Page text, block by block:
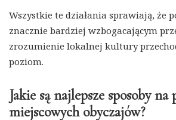
Wszystkie te działania sprawiają, że
znacznie bardziej wzbogacającym
zrozumienie lokalnej kultury
poziom.
Jakie są najlepsze sposoby na
miejscowych obyczajów?